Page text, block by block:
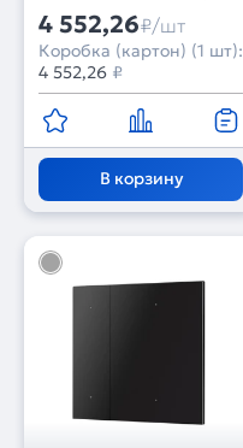
(Backlight) (IARL, IP20
Металл, 2 года)
4 552,26₽/шт
Коробка (картон) (1 шт):
4 552,26 ₽
В корзину